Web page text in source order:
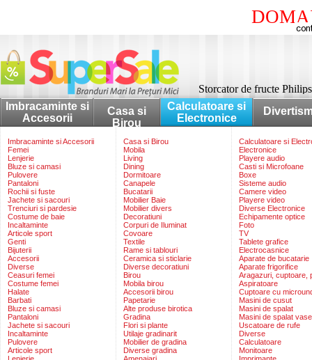
Storcator de fructe
Imbracaminte si
Accesorii
Casa si
Birou
Calculatoare si
Electronice
Imbracaminte si Accesorii
Femei
Lenjerie
Bluze si camasi
Pulovere
Pantaloni
Rochii si fuste
Jachete si sacouri
Trenciuri si pardesie
Costume de baie
Incaltaminte
Articole sport
Genti
Bijuterii
Accesorii
Diverse
Ceasuri femei
Costume femei
Halate
Barbati
Bluze si camasi
Pantaloni
Jachete si sacouri
Incaltaminte
Pulovere
Articole sport
Casa si Birou
Mobila
Living
Dining
Dormitoare
Canapele
Bucatarii
Mobilier Baie
Mobilier divers
Decoratiuni
Corpuri de Iluminat
Covoare
Textile
Rame si tablouri
Ceramica si sticlarie
Diverse decoratiuni
Birou
Mobila birou
Accesorii birou
Papetarie
Alte produse birotica
Gradina
Flori si plante
Utilaje gradinarit
Mobilier de gradina
Diverse gradina
Calculatoare si
Electronice
Playere audio
Casti si Microfoane
Boxe
Sisteme audio
Camere video
Playere video
Diverse Electronice
Echipamente optice
Foto
TV
Tablete grafice
Electrocasnice
Aparate de bucatarie
Aparate frigorifice
Aragazuri, cuptoare,
Aspiratoare
Cuptoare cu
Masini de cusut
Masini de spalat
Masini de spalat vase
Uscatoare de rufe
Diverse
Calculatoare
Monitoare